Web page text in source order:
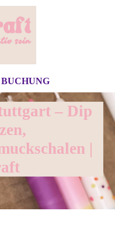
– Dip
|